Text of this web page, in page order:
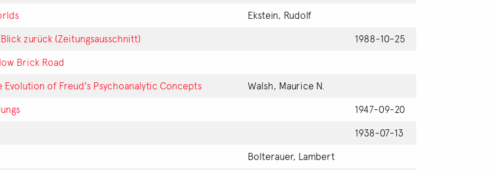
Ekstein, Rudolf
zurück (Zeitungsausschnitt)
1988-10-25
Brick Road
of Freud's Psychoanalytic Concepts
Walsh, Maurice N.
1947-09-20
1938-07-13
Bolterauer, Lambert